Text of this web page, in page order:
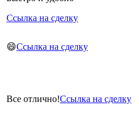
Ссылка на сделку
😄Ссылка на сделку
Все отлично!Ссылка на сделку